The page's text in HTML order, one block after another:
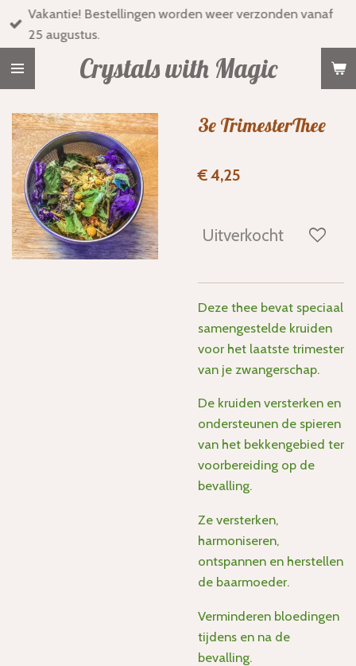
Ga
direct
Crystals with Magic
Vakantie! Bestellingen worden weer verzonden vanaf
25 augustus.
3e TrimesterThee
€ 4,25
Uitverkocht
Deze thee bevat speciaal
samengestelde kruiden
voor het laatste trimester
van je zwangerschap.
De kruiden versterken en
ondersteunen de spieren
van het bekkengebied ter
voorbereiding op de
bevalling.
Ze versterken,
harmoniseren,
ontspannen en herstellen
de baarmoeder.
Verminderen bloedingen
tijdens en na de
bevalling.